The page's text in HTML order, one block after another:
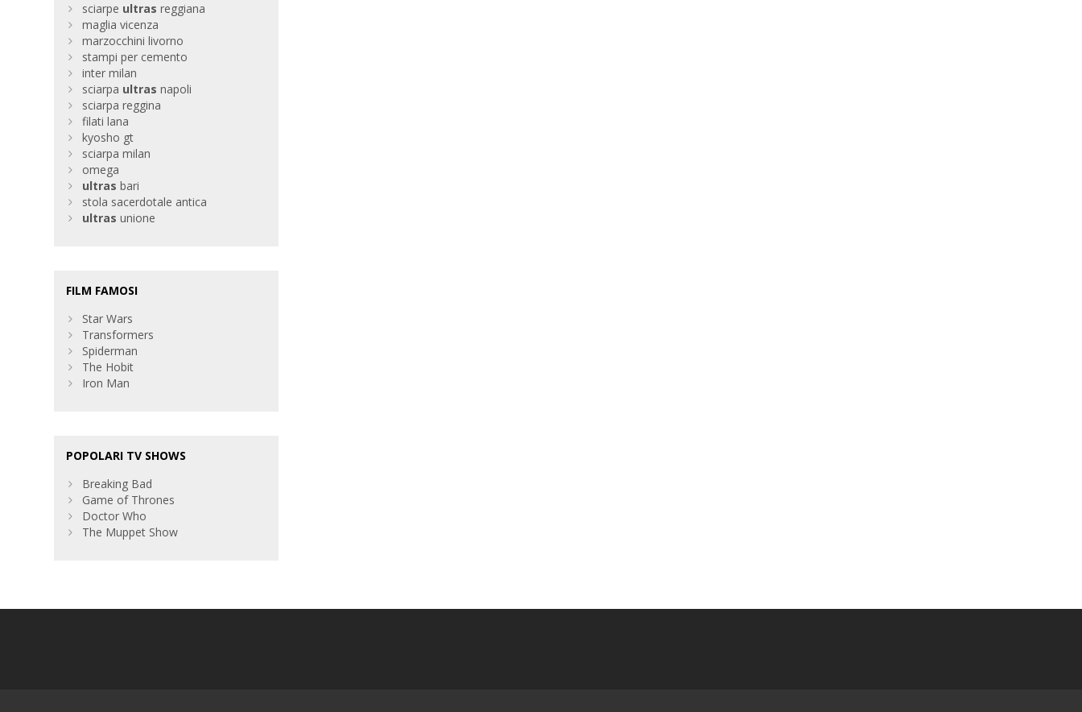
sciarpe ultras reggiana
maglia vicenza
marzocchini livorno
stampi per cemento
inter milan
sciarpa ultras napoli
sciarpa reggina
filati lana
kyosho gt
sciarpa milan
omega
ultras bari
stola sacerdotale antica
ultras unione
FILM FAMOSI
Star Wars
Transformers
Spiderman
The Hobit
Iron Man
POPOLARI TV SHOWS
Breaking Bad
Game of Thrones
Doctor Who
The Muppet Show